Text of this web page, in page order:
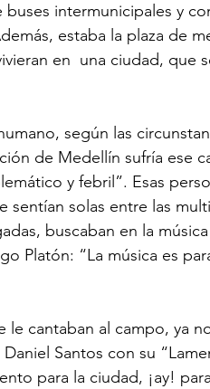
intermunicipales y
estaba la plaza de
en  una ciudad, que
según las
de Medellín sufría ese
y febril”. Esas
sentían solas entre las
buscaban en la
Platón: “La música es
Santos con su
para la ciudad, ¡ay!